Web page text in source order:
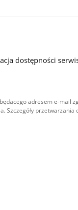
dostępności
adresem e-mail
Szczegóły